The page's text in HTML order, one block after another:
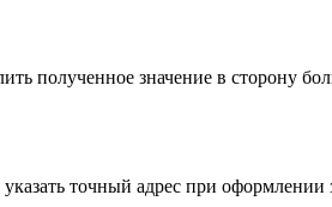
полученное значение в сторону
точный адрес при оформлении